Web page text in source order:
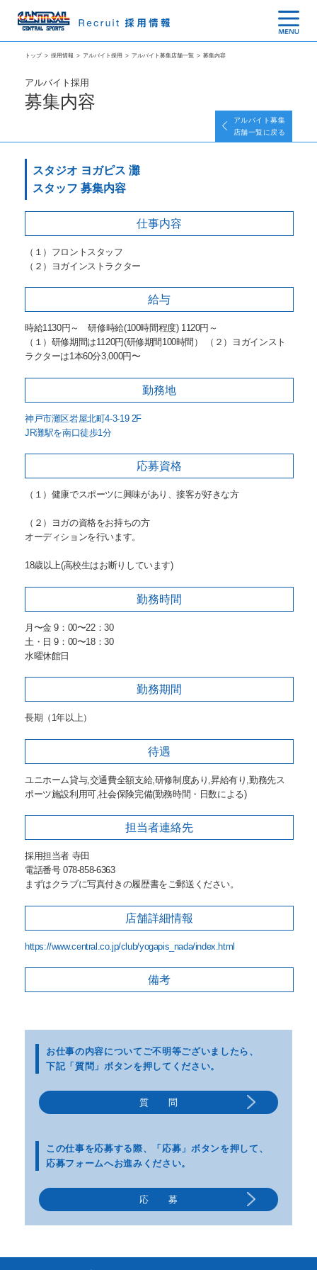
トップ > 採用情報 > アルバイト採用 > アルバイト募集店舗一覧 > 募集内容
アルバイト採用
募集内容
アルバイト募集
店舗一覧に戻る
スタジオ ヨガピス 灘
スタッフ 募集内容
仕事内容
（１）フロントスタッフ
（２）ヨガインストラクター
給与
時給1130円～ 研修時給(100時間程度) 1120円～
（１）研修期間は1120円(研修期間100時間） （２）ヨガインスト
ラクターは1本60分3,000円〜
勤務地
神戸市灘区岩屋北町4-3-19 2F
JR灘駅を南口徒歩1分
応募資格
（１）健康でスポーツに興味があり、接客が好きな方
（２）ヨガの資格をお持ちの方
オーディションを行います。
18歳以上(高校生はお断りしています)
勤務時間
月〜金 9：00〜22：30
土・日 9：00〜18：30
水曜休館日
勤務期間
長期（1年以上）
待遇
ユニホーム貸与,交通費全額支給,研修制度あり,昇給有り,勤務先ス
ポーツ施設利用可,社会保険完備(勤務時間・日数による)
担当者連絡先
採用担当者 寺田
電話番号 078-858-6363
まずはクラブに写真付きの履歴書をご郵送ください。
店舗詳細情報
https://www.central.co.jp/club/yogapis_nada/index.html
備考
お仕事の内容についてご不明等ございましたら、
下記「質問」ボタンを押してください。
この仕事を応募する際、
「応募」ボタンを押して、
応募フォームへお進みください。
質 問
応 募